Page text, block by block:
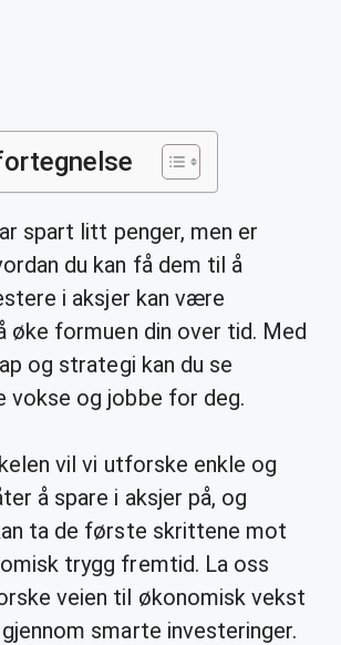
spart litt penger, men er
du kan få dem til å
i aksjer kan være
øke formuen din over tid. Med
og strategi kan du se
vokse og jobbe for deg.
vil vi utforske enkle og
å spare i aksjer på, og
ta de første skrittene mot
trygg fremtid. La oss
veien til økonomisk vekst
smarte investeringer.